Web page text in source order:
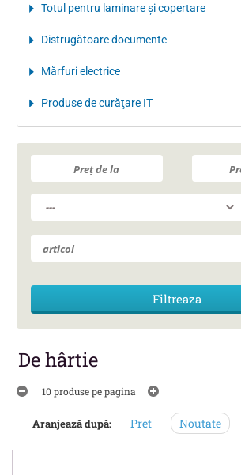
Totul pentru laminare şi copertare
Distrugătoare documente
Mărfuri electrice
Produse de curăţare IT
De hârtie
10 produse pe pagina
Aranjează după: Pret Noutate